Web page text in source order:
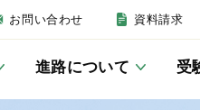
お問い合わせ 資料請求
進路について 受